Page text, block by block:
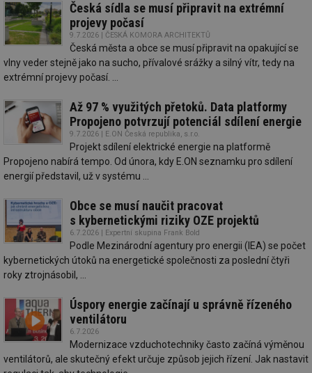
Česká sídla se musí připravit na extrémní
projevy počasí
9.7.2026 | ČESKÁ KOMORA ARCHITEKTŮ
Česká města a obce se musí připravit na opakující se
vlny veder stejně jako na sucho, přívalové srážky a silný vítr, tedy na
extrémní projevy počasí. ...
Až 97 % využitých přetoků. Data platformy
Propojeno potvrzují potenciál sdílení energie
9.7.2026 | E.ON Česká republika, s.r.o.
Projekt sdílení elektrické energie na platformě
Propojeno nabírá tempo. Od února, kdy E.ON seznamku pro sdílení
energií představil, už v systému ...
Obce se musí naučit pracovat
s kybernetickými riziky OZE projektů
6.7.2026 | Expertní skupina Frank Bold
Podle Mezinárodní agentury pro energii (IEA) se počet
kybernetických útoků na energetické společnosti za poslední čtyři
roky ztrojnásobil, ...
Úspory energie začínají u správně řízeného
ventilátoru
6.7.2026
Modernizace vzduchotechniky často začíná výměnou
ventilátorů, ale skutečný efekt určuje způsob jejich řízení. Jak nastavit
g_state
info.cz
g_csrf_token
.forum.tzb-
info.cz
Zavřením
prohlížeče
konference.tzb-
info.cz
_hjAbsoluteSessionInProgress
Hotjar Ltd
.tzb-info.cz
29 minut
59 sekund
id
_hjIncludedInSessionSample
elektro.tzb-
info.cz
59 sekund